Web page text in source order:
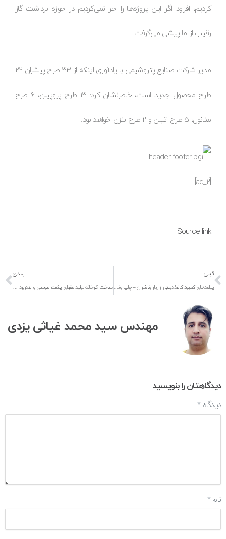
کردیم، افزود: اگر این پروژه‌ها را اجرا نمی‌کردیم در حوزه برداشت گاز
رقیب از ما پیشی می‌گرفت.
مدیر شرکت صنایع پتروشیمی با یادآوری اینکه از 33 طرح پیشران 22
طرح محصول جدید است، خاطرنشان کرد: 13 طرح پروپیلن، 6 طرح
متانول، 5 طرح اتیلن و 2 طرح بنزن خواهد بود.
Source link
قبلی
پیامدهای کمبود کاغذ دولتی از زبان ناشران – چاپ و نشر آنلاین
بعدی
ساخت کارخانه تولید مقوای پشت طوسی و ایندربرد – چاپ و نشر…
مهندس سید محمد غیاثی یزدی
دیدگاهتان را بنویسید
دیدگاه *
نام*